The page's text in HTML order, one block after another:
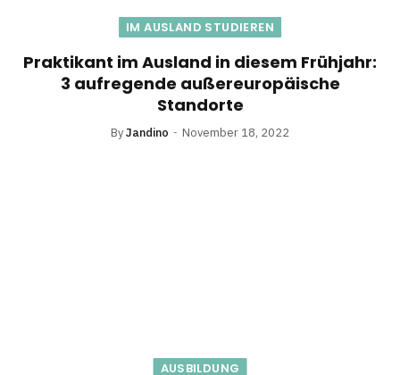
IM AUSLAND STUDIEREN
Praktikant im Ausland in diesem Frühjahr:
3 aufregende außereuropäische
Standorte
ByJandino November 18, 2022
AUSBILDUNG